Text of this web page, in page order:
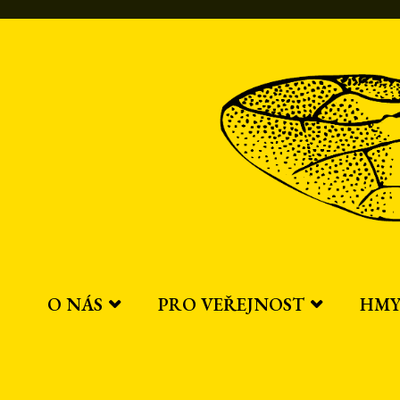
O NÁS PRO VEŘEJNOST